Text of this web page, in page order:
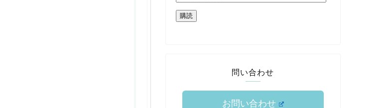
購読
問い合わせ
お問い合わせ